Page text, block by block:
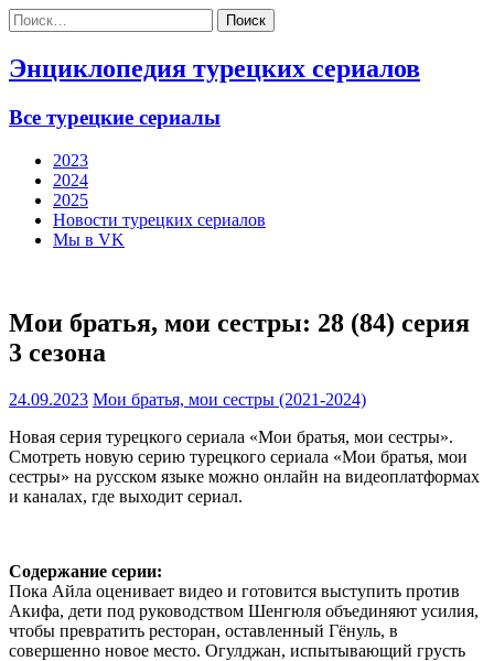
Найти:
Энциклопедия турецких сериалов
Все турецкие сериалы
2023
2024
2025
Новости турецких сериалов
Мы в VK
Мои братья, мои сестры: 28 (84) серия
3 сезона
24.09.2023 Мои братья, мои сестры (2021-2024)
Новая серия турецкого сериала «Мои братья, мои сестры».
Смотреть новую серию турецкого сериала «Мои братья, мои
сестры» на русском языке можно онлайн на видеоплатформах
и каналах, где выходит сериал.
Содержание серии:
Пока Айла оценивает видео и готовится выступить против
Акифа, дети под руководством Шенгюля объединяют усилия,
чтобы превратить ресторан, оставленный Гёнуль, в
совершенно новое место. Огулджан, испытывающий грусть